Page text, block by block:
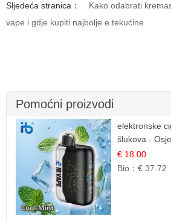
Sljedeća stranica：
Kako odabrati
vape i gdje kupiti najbolje e tekućine
Pomoćni proizvodi
elektronske
šlukova -
Čista i Svježa
€ 18.00
Bio：€ 37.72